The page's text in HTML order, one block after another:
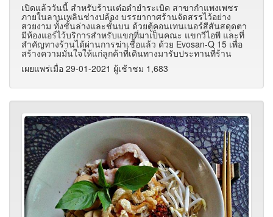
เปิดแล้ววันนี้ สำหรับร้านเต๋อตำยำระเบิด สาขากำแพงเพชร
ภายในลานเพลินช่างปล้อง บรรยากาศร้านจัดสรรไว้อย่าง
สวยงาม ทั้งชั้นล่างและชั้นบน ด้วยตู้คอนเทนเนอร์สีสันสดุดตา
มีห้องแอร์ไว้บริการสำหรับแขกที่มาเป็นคณะ แขกวีไอพี และที่
สำคัญทางร้านได้ผ่านการฆ่าเชื้อแล้ว ด้วย Evosan-Q 15 เพื่อ
สร้างความมั่นใจให้แก่ลูกค้าที่เดินทางมารับประทานที่ร้าน
เผยแพร่เมื่อ 29-01-2021 ผู้เช้าชม 1,683